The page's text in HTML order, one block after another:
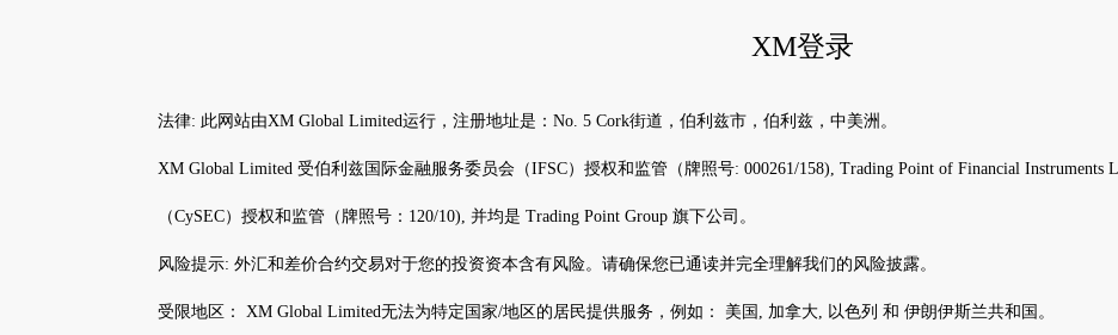
XM登录
法律: 此网站由XM Global Limited运行，注册地址是：No. 5 Cork街道，伯利兹市，伯利兹，中美洲。
XM Global Limited 受伯利兹国际金融服务委员会（IFSC）授权和监管（牌照号: 000261/158), Trading Point of Financial
（CySEC）授权和监管（牌照号：120/10), 并均是 Trading Point Group 旗下公司。
风险提示: 外汇和差价合约交易对于您的投资资本含有风险。请确保您已通读并完全理解我们的风险披露。
受限地区： XM Global Limited无法为特定国家/地区的居民提供服务，例如： 美国, 加拿大, 以色列 和 伊朗伊斯兰共和国。